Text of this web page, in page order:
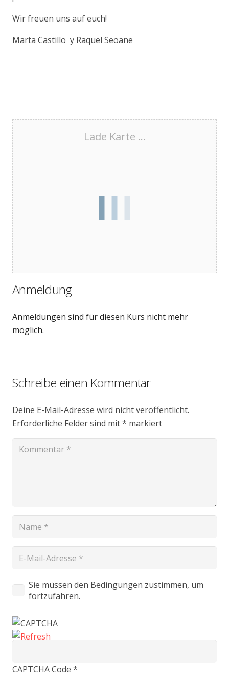
Wir freuen uns auf euch!
Marta Castillo y Raquel Seoane
Lade Karte ...
Anmeldung
Anmeldungen sind für diesen Kurs nicht mehr
möglich.
Schreibe einen Kommentar
Deine E-Mail-Adresse wird nicht veröffentlicht.
Erforderliche Felder sind mit* markiert
Sie müssen den Bedingungen zustimmen, um
fortzufahren.
CAPTCHA Code *